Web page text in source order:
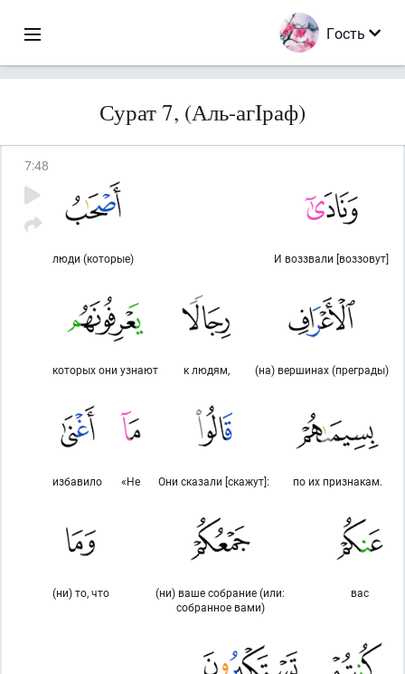
Гость
Сурат 7, (Аль-агIраф)
7:48
И воззвали [воззовут]
люди (которые)
(на) вершинах (преграды)
к людям,
которых они узнают
по их признакам.
Они сказали [скажут]:
«Не
избавило
вас
(ни) ваше собрание (или:
собранное вами)
(ни) то, что